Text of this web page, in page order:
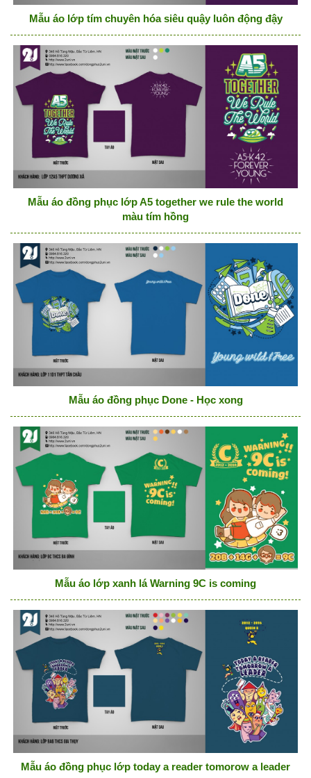
Mẫu áo lớp tím chuyên hóa siêu quậy luôn động đậy
Mẫu áo đồng phục lớp A5 together we rule the world
màu tím hồng
Mẫu áo đồng phục Done - Học xong
Mẫu áo lớp xanh lá Warning 9C is coming
Mẫu áo đồng phục lớp today a reader tomorow a leader